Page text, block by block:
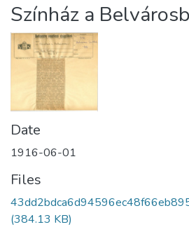
Statistics
About us
Színház a
Date
1916-06-01
Files
(384.13 KB)